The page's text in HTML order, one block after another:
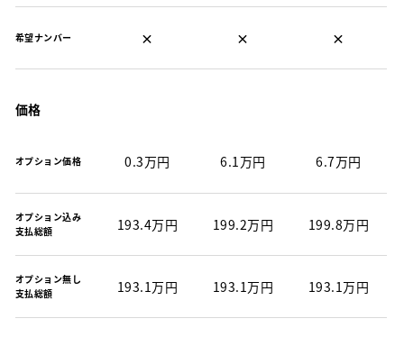
希望ナンバー × × ×
価格
オプション価格 0.3万円 6.1万円 6.7万円
オプション込み
支払総額
193.4万円 199.2万円 199.8万円
オプション無し
支払総額
193.1万円 193.1万円 193.1万円